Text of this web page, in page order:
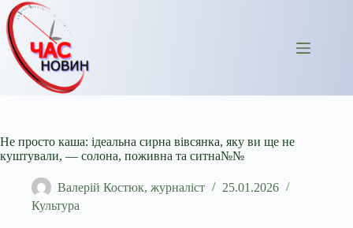
Перейти
до
вмісту
Не просто каша: ідеальна сирна вівсянка, яку ви ще не
куштували, — солона, поживна та ситна№№
Валерій Костюк, журналіст
25.01.2026
Культура